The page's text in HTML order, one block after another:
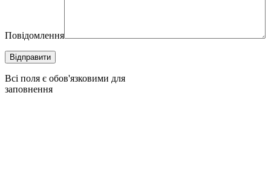
Повідомлення
Всі поля є обов'язковими для
заповнення